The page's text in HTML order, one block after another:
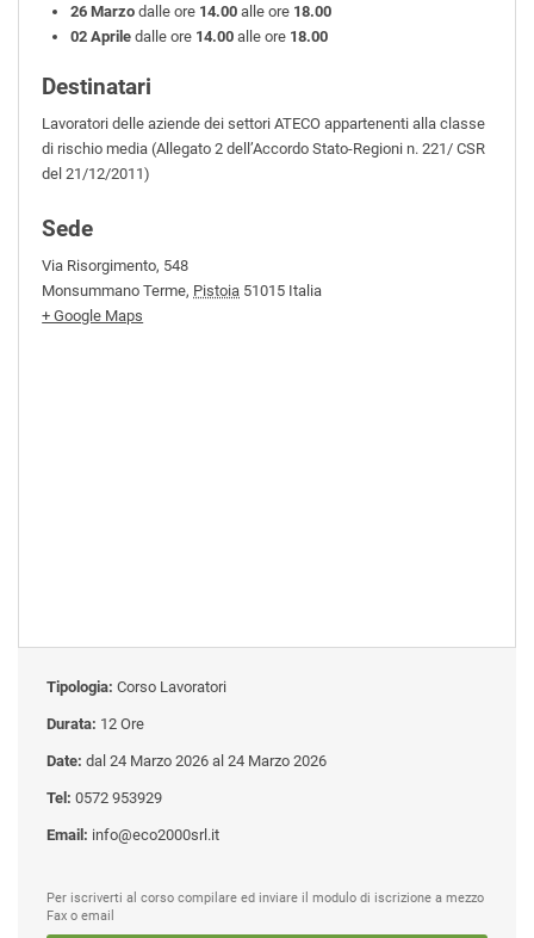
26 Marzodalle ore 14.00 alle ore 18.00
02 Aprile dalle ore 14.00 alle ore 18.00
Destinatari
Lavoratori delle aziende dei settori ATECO appartenenti alla classe
di rischio media (Allegato 2 dell’Accordo Stato-Regioni n. 221/ CSR
del 21/12/2011)
Sede
Via Risorgimento, 548
Monsummano Terme, Pistoia 51015 Italia
+ Google Maps
Tipologia: Corso Lavoratori
Durata: 12 Ore
Date: dal 24 Marzo 2026 al 24 Marzo 2026
Tel: 0572 953929
Email: info@eco2000srl.it
Per iscriverti al corso compilare ed inviare il modulo di iscrizione a mezzo
Fax o email